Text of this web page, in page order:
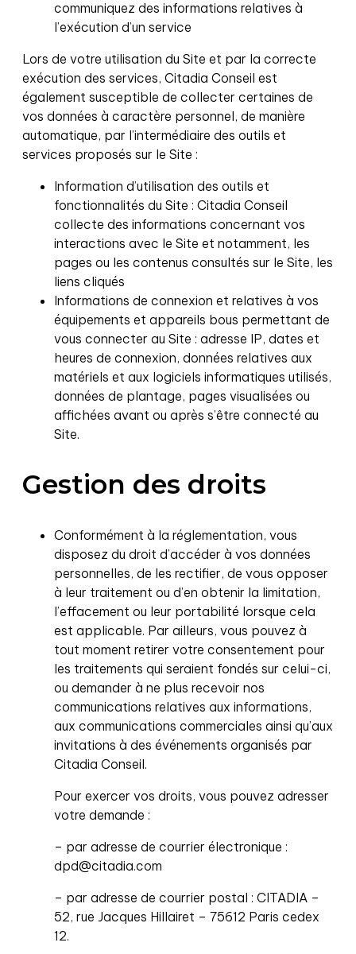
communiquez des informations relatives à
l’exécution d’un service
Lors de votre utilisation du Site et par la correcte
exécution des services, Citadia Conseil est
également susceptible de collecter certaines de
vos données à caractère personnel, de manière
automatique, par l’intermédiaire des outils et
services proposés sur le Site :
Information d’utilisation des outils et
fonctionnalités du Site : Citadia Conseil
collecte des informations concernant vos
interactions avec le Site et notamment, les
pages ou les contenus consultés sur le Site, les
liens cliqués
Informations de connexion et relatives à vos
équipements et appareils bous permettant de
vous connecter au Site : adresse IP, dates et
heures de connexion, données relatives aux
matériels et aux logiciels informatiques utilisés,
données de plantage, pages visualisées ou
affichées avant ou après s’être connecté au
Site.
Gestion des droits
Conformément à la réglementation, vous
disposez du droit d’accéder à vos données
personnelles, de les rectifier, de vous opposer
à leur traitement ou d’en obtenir la limitation,
l’effacement ou leur portabilité lorsque cela
est applicable. Par ailleurs, vous pouvez à
tout moment retirer votre consentement pour
les traitements qui seraient fondés sur celui-ci,
ou demander à ne plus recevoir nos
communications relatives aux informations,
aux communications commerciales ainsi qu’aux
invitations à des événements organisés par
Citadia Conseil.
Pour exercer vos droits, vous pouvez adresser
votre demande :
– par adresse de courrier électronique :
dpd@citadia.com
– par adresse de courrier postal : CITADIA –
52, rue Jacques Hillairet – 75612 Paris cedex
12.